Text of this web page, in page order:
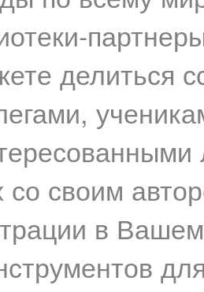
делиться
со своим
в